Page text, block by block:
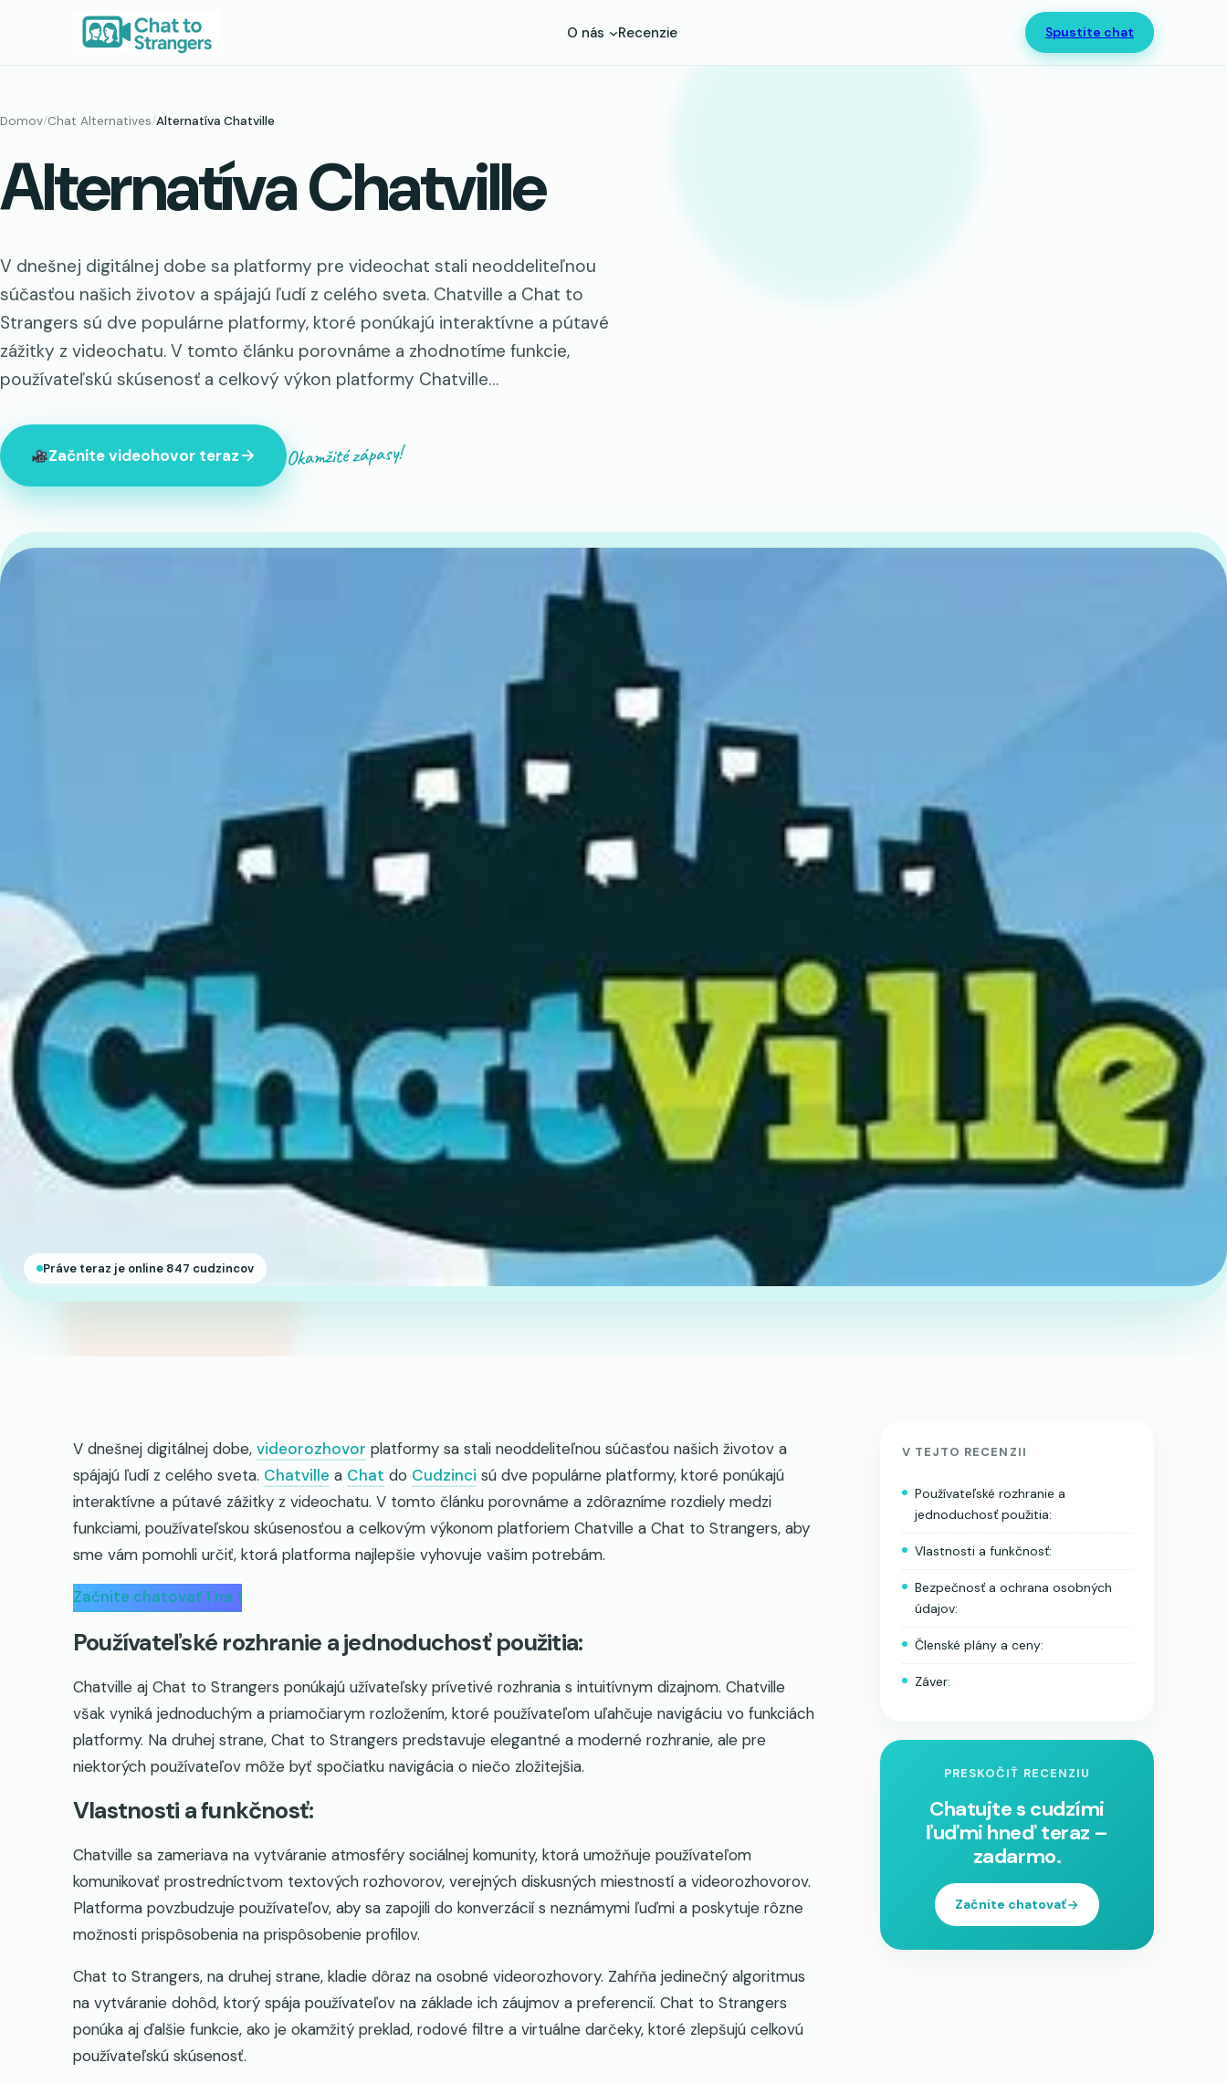
O nás Recenzie Spustite chat
Domov/Chat Alternatives/Alternatíva Chatville
Alternatíva Chatville
V dnešnej digitálnej dobe sa platformy pre videochat stali neoddeliteľnou
súčasťou našich životov a spájajú ľudí z celého sveta. Chatville a Chat to
Strangers sú dve populárne platformy, ktoré ponúkajú interaktívne a pútavé
zážitky z videochatu. V tomto článku porovnáme a zhodnotíme funkcie,
používateľskú skúsenosť a celkový výkon platformy Chatville…
Začnite videohovor teraz Okamžité zápasy!
Práve teraz je online 847 cudzincov
V dnešnej digitálnej dobe, videorozhovor platformy sa stali neoddeliteľnou súčasťou našich životov a
spájajú ľudí z celého sveta. Chatville a Chat do Cudzinci sú dve populárne platformy, ktoré ponúkajú
interaktívne a pútavé zážitky z videochatu. V tomto článku porovnáme a zdôrazníme rozdiely medzi
funkciami, používateľskou skúsenosťou a celkovým výkonom platforiem Chatville a Chat to Strangers, aby
sme vám pomohli určiť, ktorá platforma najlepšie vyhovuje vašim potrebám.
Začnite chatovať 1 na 1
Používateľské rozhranie a jednoduchosť použitia:
Chatville aj Chat to Strangers ponúkajú užívateľsky prívetivé rozhrania s intuitívnym dizajnom. Chatville
však vyniká jednoduchým a priamočiarym rozložením, ktoré používateľom uľahčuje navigáciu vo funkciách
platformy. Na druhej strane, Chat to Strangers predstavuje elegantné a moderné rozhranie, ale pre
niektorých používateľov môže byť spočiatku navigácia o niečo zložitejšia.
Vlastnosti a funkčnosť:
Chatville sa zameriava na vytváranie atmosféry sociálnej komunity, ktorá umožňuje používateľom
komunikovať prostredníctvom textových rozhovorov, verejných diskusných miestností a videorozhovorov.
Platforma povzbudzuje používateľov, aby sa zapojili do konverzácií s neznámymi ľuďmi a poskytuje rôzne
možnosti prispôsobenia na prispôsobenie profilov.
Chat to Strangers, na druhej strane, kladie dôraz na osobné videorozhovory. Zahŕňa jedinečný algoritmus
na vytváranie dohôd, ktorý spája používateľov na základe ich záujmov a preferencií. Chat to Strangers
ponúka aj ďalšie funkcie, ako je okamžitý preklad, rodové filtre a virtuálne darčeky, ktoré zlepšujú celkovú
používateľskú skúsenosť.
V TEJTO RECENZII
Používateľské rozhranie a
jednoduchosť použitia:
Vlastnosti a funkčnosť:
Bezpečnosť a ochrana osobných
údajov:
Členské plány a ceny:
Záver:
PRESKOČIŤ RECENZIU
Chatujte s cudzími
ľuďmi hneď teraz –
zadarmo.
Začnite chatovať